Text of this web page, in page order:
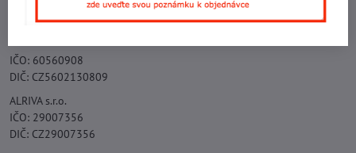
Ing. Vojtěch Lečbych - IVL
IČO: 60560908
DIČ: CZ5602130809
ALRIVA s.r.o.
IČO: 29007356
DIČ: CZ29007356